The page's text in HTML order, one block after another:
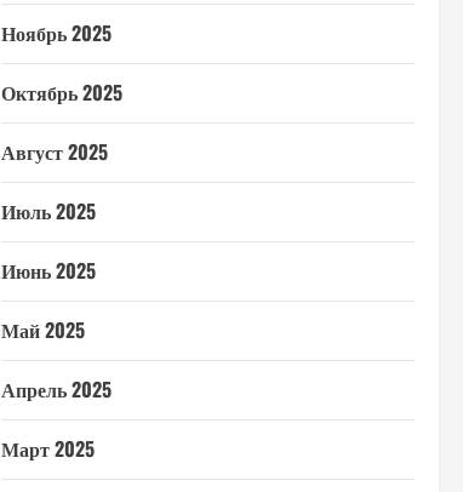
Ноябрь 2025
Октябрь 2025
Август 2025
Июль 2025
Июнь 2025
Май 2025
Апрель 2025
Март 2025